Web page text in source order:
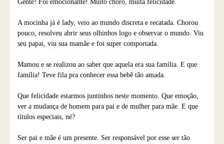
Gente! Foi emocionante! Muito choro, muita felicidade.
A mocinha já é lady, veio ao mundo discreta e recatada. Chorou
pouco, resolveu abrir seus olhinhos logo e observar o mundo. Viu
seu papai, viu sua mamãe e foi super comportada.
Mamou e se realizou ao saber que aquela era sua família. E que
família! Teve fila pra conhecer essa bebê tão amada.
Que felicidade estarmos juntinhos neste momento. Que emoção,
ver a mudança de homem para pai e de mulher para mãe. E que
títulos especiais, né?
Ser pai e mãe é um presente. Ser responsável por esse ser tão